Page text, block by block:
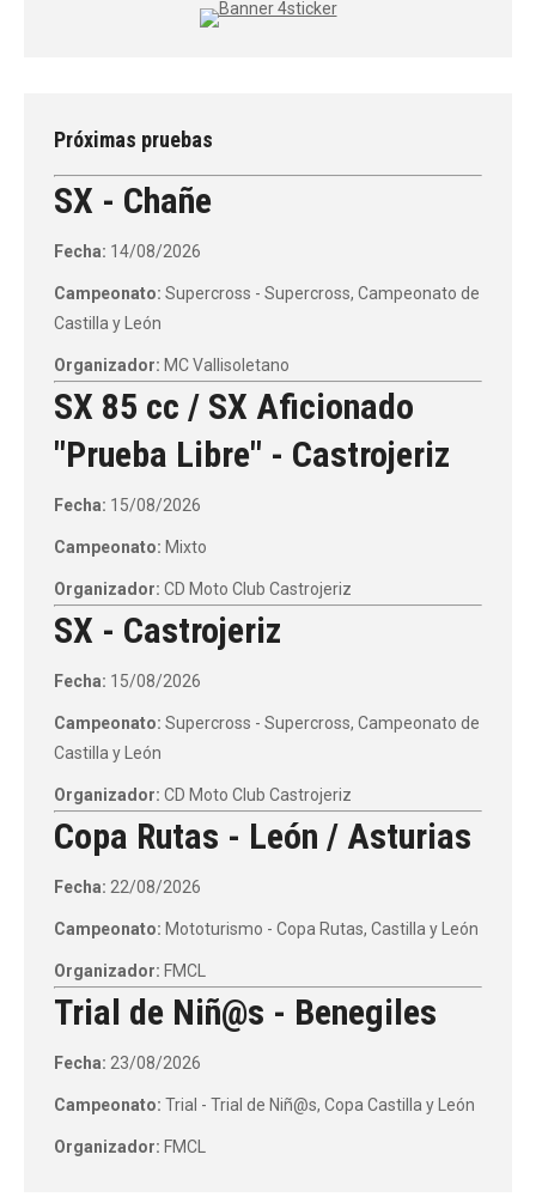
Próximas pruebas
SX - Chañe
Fecha: 14/08/2026
Campeonato: Supercross - Supercross, Campeonato de
Castilla y León
Organizador: MC Vallisoletano
SX 85 cc / SX Aficionado
"Prueba Libre" - Castrojeriz
Fecha: 15/08/2026
Campeonato: Mixto
Organizador: CD Moto Club Castrojeriz
SX - Castrojeriz
Fecha: 15/08/2026
Campeonato: Supercross - Supercross, Campeonato de
Castilla y León
Organizador: CD Moto Club Castrojeriz
Copa Rutas - León / Asturias
Fecha: 22/08/2026
Campeonato: Mototurismo - Copa Rutas, Castilla y León
Organizador: FMCL
Trial de Niñ@s - Benegiles
Fecha: 23/08/2026
Campeonato: Trial - Trial de Niñ@s, Copa Castilla y León
Organizador: FMCL